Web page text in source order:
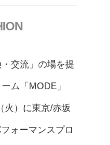
交流」の場を提
ム「MODE」
火）に東京/赤坂
ォーマンスプロ